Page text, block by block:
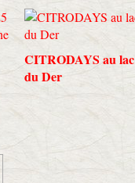
CITRODAYS au lac
du Der